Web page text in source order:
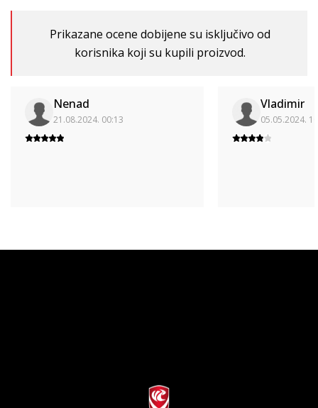
Prikazane ocene dobijene su isključivo od
korisnika koji su kupili proizvod.
Nenad
21.08.2024. 00:13
Vladimir
05.05.2024.